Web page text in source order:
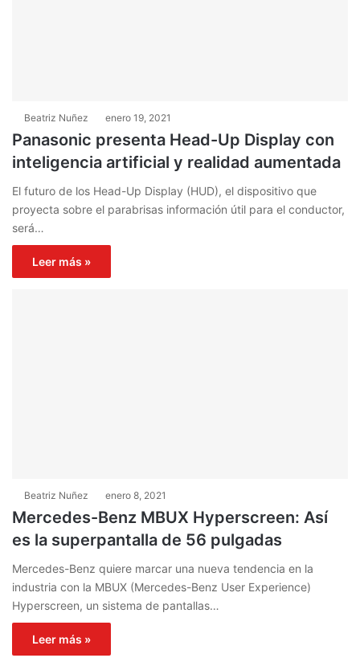
Beatriz Nuñez enero 19, 2021
Panasonic presenta Head-Up Display con
inteligencia artificial y realidad aumentada
El futuro de los Head-Up Display (HUD), el dispositivo que
proyecta sobre el parabrisas información útil para el conductor,
será…
Leer más »
Beatriz Nuñez enero 8, 2021
Mercedes-Benz MBUX Hyperscreen: Así
es la superpantalla de 56 pulgadas
Mercedes-Benz quiere marcar una nueva tendencia en la
industria con la MBUX (Mercedes-Benz User Experience)
Hyperscreen, un sistema de pantallas…
Leer más »